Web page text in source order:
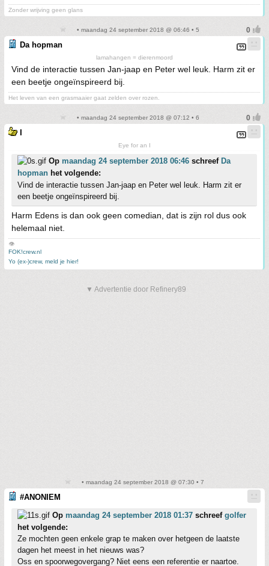
Zonder wrijving geen glans
• maandag 24 september 2018 @ 06:46 • 5
Da hopman
lamahangen = dierenmoord
Vind de interactie tussen Jan-jaap en Peter wel leuk. Harm zit er
een beetje ongeïnspireerd bij.
Het leven van een grasmaaier gaat zelden over rozen.
• maandag 24 september 2018 @ 07:12 • 6
Eye for an I
Op maandag 24 september 2018 06:46 schreef Da
hopman het volgende:
Vind de interactie tussen Jan-jaap en Peter wel leuk. Harm zit er
een beetje ongeïnspireerd bij.
Harm Edens is dan ook geen comedian, dat is zijn rol dus ook
helemaal niet.
👁
FOK!crew.nl
Yo (ex-)crew, meld je hier!
▼ Advertentie door Refinery89
• maandag 24 september 2018 @ 07:30 • 7
#ANONIEM
Op maandag 24 september 2018 01:37 schreef golfer
het volgende:
Ze mochten geen enkele grap te maken over hetgeen de laatste
dagen het meest in het nieuws was?
Oss en spoorwegovergang? Niet eens een referentie er naartoe.